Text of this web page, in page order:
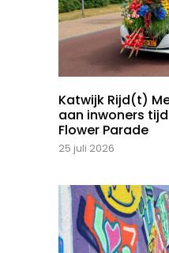
Katwijk Rijd(t)
aan inwoners
Flower Parade
25 juli 2026